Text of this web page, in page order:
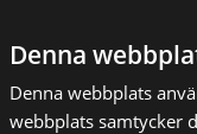
som ska
och för
Denna
Denna webbplats
webbplats samtycker